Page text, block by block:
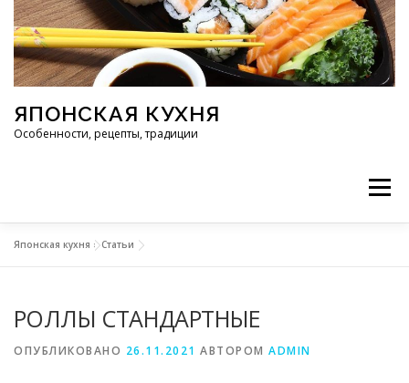
Перейти к содержимому
ЯПОНСКАЯ КУХНЯ
Особенности, рецепты, традиции
Меню
РЕЦЕПТЫ ТРАДИЦИИ СТАТЬИ
Японская кухня »Статьи
РОЛЛЫ СТАНДАРТНЫЕ
ОПУБЛИКОВАНО 26.11.2021 АВТОРОМ ADMIN